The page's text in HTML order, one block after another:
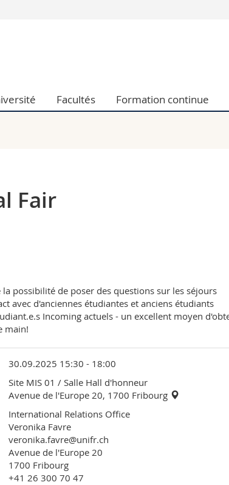
sciences humaines
de l'éducation et de la formation
Facultés Formation continue
Fair
possibilité de poser des questions sur les séjours
avec d'anciennes étudiantes et anciens étudiants
Incoming actuels - un excellent moyen
main!
30.09.2025 15:30 - 18:00
Site MIS 01 / Salle Hall d'honneur
Avenue de l'Europe 20, 1700 Fribourg
International Relations Office
Veronika Favre
veronika.favre@unifr.ch
Avenue de l'Europe 20
1700 Fribourg
+41 26 300 70 47